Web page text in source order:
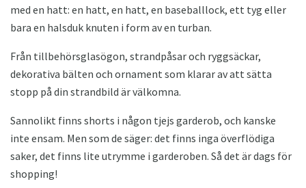
med en hatt: en hatt, en hatt, en baseballlock, ett tyg eller
bara en halsduk knuten i form av en turban.
Från tillbehörsglasögon, strandpåsar och ryggsäckar,
dekorativa bälten och ornament som klarar av att sätta
stopp på din strandbild är välkomna.
Sannolikt finns shorts i någon tjejs garderob, och kanske
inte ensam. Men som de säger: det finns inga överflödiga
saker, det finns lite utrymme i garderoben. Så det är dags för
shopping!